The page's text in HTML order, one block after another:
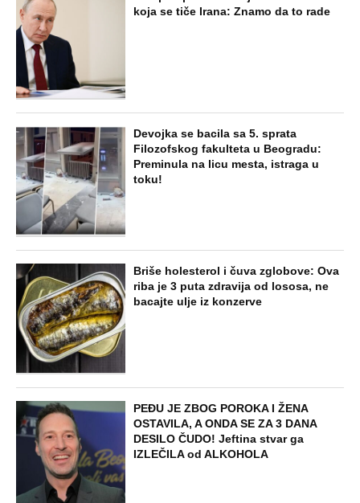
koja se tiče Irana: Znamo da to rade
Devojka se bacila sa 5. sprata
Filozofskog fakulteta u Beogradu:
Preminula na licu mesta, istraga u
toku!
Briše holesterol i čuva zglobove: Ova
riba je 3 puta zdravija od lososa, ne
bacajte ulje iz konzerve
PEĐU JE ZBOG POROKA I ŽENA
OSTAVILA, A ONDA SE ZA 3 DANA
DESILO ČUDO! Jeftina stvar ga
IZLEČILA od ALKOHOLA